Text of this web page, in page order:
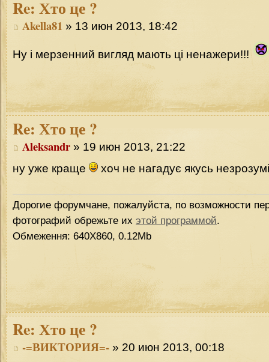
Re: Хто це ?
Akella81 » 13 июн 2013, 18:42
Ну і мерзенний вигляд мають ці ненажери!!!
Re: Хто це ?
Aleksandr » 19 июн 2013, 21:22
ну уже краще
хоч не нагадує якусь
Дорогие форумчане, пожалуйста, по возможности
фотографий обрежьте их этой программой.
Обмеження: 640Х860, 0.12Mb
Re: Хто це ?
-=ВИКТОРИЯ=- » 20 июн 2013, 00:18